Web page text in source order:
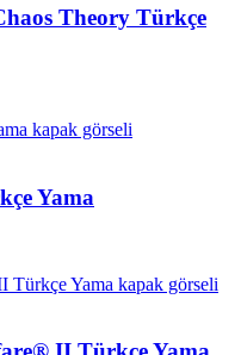
Theory Türkçe
Yama